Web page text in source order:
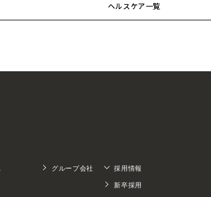
ヘルスケア一覧
グループ会社 採用情報
新卒採用